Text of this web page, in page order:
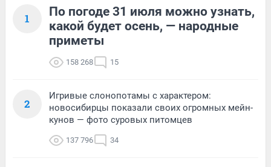
1
По погоде 31 июля можно узнать,
какой будет осень, — народные
приметы
158 268 15
2
Игривые слонопотамы с характером:
новосибирцы показали своих огромных мейн-
кунов — фото суровых питомцев
137 796 34